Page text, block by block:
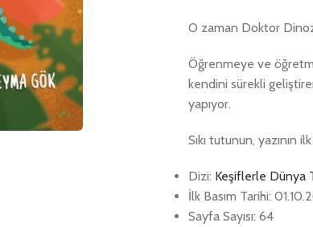
O zaman Doktor
Öğrenmeye ve
kendini sürekli
yapıyor.
Sıkı tutunun, yazının
Dizi: Keşiflerle Dünya
İlk Basım Tarihi:
Sayfa Sayısı: 64